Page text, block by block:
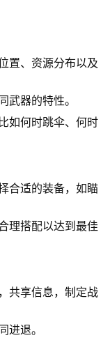
置、资源分布以及
武器的特性。
如何时跳伞、何时
合适的装备，如瞄
理搭配以达到最佳
共享信息，制定战
进退。